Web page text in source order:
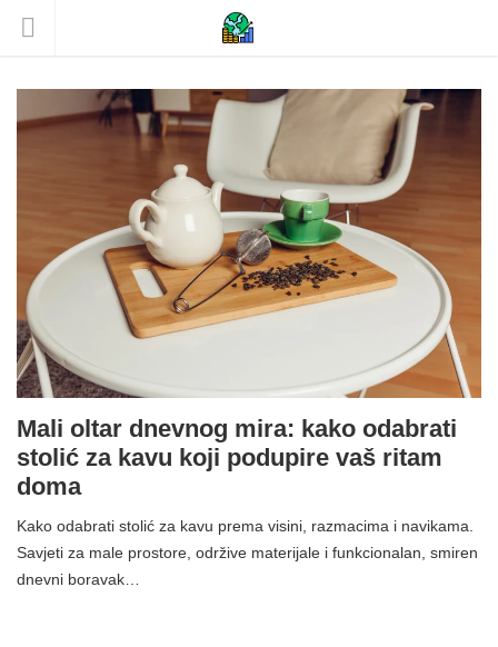
Mali oltar dnevnog mira: kako odabrati
stolić za kavu koji podupire vaš ritam
doma
Kako odabrati stolić za kavu prema visini, razmacima i navikama.
Savjeti za male prostore, održive materijale i funkcionalan, smiren
dnevni boravak…